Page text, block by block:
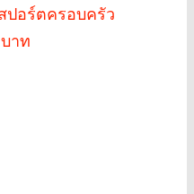
ปอร์ตครอบครัว
าท